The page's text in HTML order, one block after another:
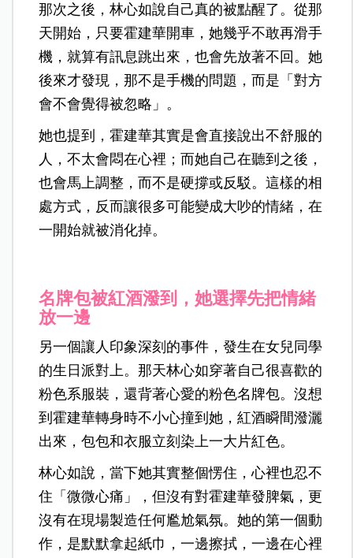
那次之後，林心如說自己真的被點醒了。從那
天開始，只要霍建華開車，她幾乎不敢再滑手
機，就算有訊息跳出來，也會先放著不回。她
後來才發現，那不是手機的問題，而是「對方
會不會覺得被忽略」。
她也提到，霍建華其實是會直接說出不舒服的
人，不太會悶在心裡；而她自己在聽到之後，
也會馬上調整，而不是硬撐或反駁。這樣的相
處方式，反而讓很多可能變成大吵的情緒，在
一開始就被消化掉。
名牌包被紅酒潑到，她選擇先把情緒
放一邊
另一個讓人印象深刻的事件，發生在女兒同學
的生日派對上。那天林心如穿著自己很喜歡的
粉色系服裝，還背著心愛的粉色名牌包。沒想
到霍建華轉身時不小心撞到她，紅酒瞬間潑灑
出來，包包和衣服立刻染上一大片紅色。
林心如說，當下她其實整個愣住，心裡也忍不
住「微微心痛」，但沒有對霍建華發脾氣，更
沒有在現場製造任何尷尬氣氛。她的第一個動
作，是默默拿起紙巾，一邊擦拭，一邊在心裡